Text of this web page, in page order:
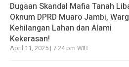
Dugaan Skandal Mafia Tanah
Oknum DPRD Muaro Jambi,
Kehilangan Lahan dan Alami
Kekerasan!
April 11, 2025 | 7:24 pm WIB